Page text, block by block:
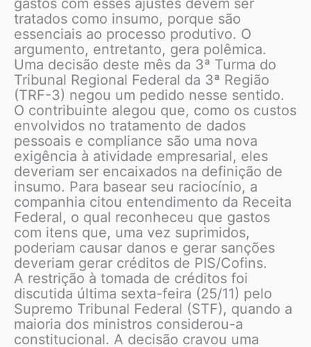
gastos com esses ajustes devem ser
tratados como insumo, porque são
essenciais ao processo produtivo. O
argumento, entretanto, gera polêmica.
Uma decisão deste mês da 3ª Turma do
Tribunal Regional Federal da 3ª Região
(TRF-3) negou um pedido nesse sentido.
O contribuinte alegou que, como os custos
envolvidos no tratamento de dados
pessoais e compliance são uma nova
exigência à atividade empresarial, eles
deveriam ser encaixados na definição de
insumo. Para basear seu raciocínio, a
companhia citou entendimento da Receita
Federal, o qual reconheceu que gastos
com itens que, uma vez suprimidos,
poderiam causar danos e gerar sanções
deveriam gerar créditos de PIS/Cofins.
A restrição à tomada de créditos foi
discutida última sexta-feira (25/11) pelo
Supremo Tribunal Federal (STF), quando a
maioria dos ministros considerou-a
constitucional. A decisão cravou uma